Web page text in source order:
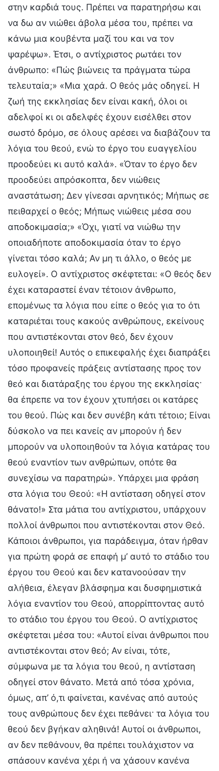
στην καρδιά τους. Πρέπει να παρατηρήσω και
να δω αν νιώθει άβολα μέσα του, πρέπει να
κάνω μια κουβέντα μαζί του και να τον
ψαρέψω». Έτσι, ο αντίχριστος ρωτάει τον
άνθρωπο: «Πώς βιώνεις τα πράγματα τώρα
τελευταία;» «Μια χαρά. Ο θεός μάς οδηγεί. Η
ζωή της εκκλησίας δεν είναι κακή, όλοι οι
αδελφοί κι οι αδελφές έχουν εισέλθει στον
σωστό δρόμο, σε όλους αρέσει να διαβάζουν τα
λόγια του θεού, ενώ το έργο του ευαγγελίου
προοδεύει κι αυτό καλά». «Όταν το έργο δεν
προοδεύει απρόσκοπτα, δεν νιώθεις
αναστάτωση; Δεν γίνεσαι αρνητικός; Μήπως σε
πειθαρχεί ο θεός; Μήπως νιώθεις μέσα σου
αποδοκιμασία;» «Όχι, γιατί να νιώθω την
οποιαδήποτε αποδοκιμασία όταν το έργο
γίνεται τόσο καλά; Αν μη τι άλλο, ο θεός με
ευλογεί». Ο αντίχριστος σκέφτεται: «Ο θεός δεν
έχει καταραστεί έναν τέτοιον άνθρωπο,
επομένως τα λόγια που είπε ο θεός για το ότι
καταριέται τους κακούς ανθρώπους, εκείνους
που αντιστέκονται στον θεό, δεν έχουν
υλοποιηθεί! Αυτός ο επικεφαλής έχει διαπράξει
τόσο προφανείς πράξεις αντίστασης προς τον
θεό και διατάραξης του έργου της εκκλησίας·
θα έπρεπε να τον έχουν χτυπήσει οι κατάρες
του θεού. Πώς και δεν συνέβη κάτι τέτοιο; Είναι
δύσκολο να πει κανείς αν μπορούν ή δεν
μπορούν να υλοποιηθούν τα λόγια κατάρας του
θεού εναντίον των ανθρώπων, οπότε θα
συνεχίσω να παρατηρώ». Υπάρχει μια φράση
στα λόγια του Θεού: «Η αντίσταση οδηγεί στον
θάνατο!» Στα μάτια του αντίχριστου, υπάρχουν
πολλοί άνθρωποι που αντιστέκονται στον Θεό.
Κάποιοι άνθρωποι, για παράδειγμα, όταν ήρθαν
για πρώτη φορά σε επαφή μ’ αυτό το στάδιο του
έργου του Θεού και δεν κατανοούσαν την
αλήθεια, έλεγαν βλάσφημα και δυσφημιστικά
λόγια εναντίον του Θεού, απορρίπτοντας αυτό
το στάδιο του έργου του Θεού. Ο αντίχριστος
σκέφτεται μέσα του: «Αυτοί είναι άνθρωποι που
αντιστέκονται στον θεό; Αν είναι, τότε,
σύμφωνα με τα λόγια του θεού, η αντίσταση
οδηγεί στον θάνατο. Μετά από τόσα χρόνια,
όμως, απ’ ό,τι φαίνεται, κανένας από αυτούς
τους ανθρώπους δεν έχει πεθάνει· τα λόγια του
θεού δεν βγήκαν αληθινά! Αυτοί οι άνθρωποι,
αν δεν πεθάνουν, θα πρέπει τουλάχιστον να
σπάσουν κανένα χέρι ή να χάσουν κανένα